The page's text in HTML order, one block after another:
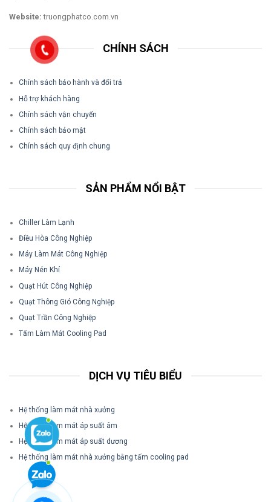
Website: truongphatco.com.vn
CHÍNH SÁCH
Chính sách bảo hành và đổi trả
Hỗ trợ khách hàng
Chính sách vận chuyển
Chính sách bảo mật
Chính sách quy định chung
SẢN PHẨM NỔI BẬT
Chiller Làm Lạnh
Điều Hòa Công Nghiệp
Máy Làm Mát Công Nghiệp
Máy Nén Khí
Quạt Hút Công Nghiệp
Quạt Thông Gió Công Nghiệp
Quạt Trần Công Nghiệp
Tấm Làm Mát Cooling Pad
DỊCH VỤ TIÊU BIỂU
Hệ thống làm mát nhà xưởng
Hệ thống làm mát áp suất âm
Hệ thống làm mát áp suất dương
Hệ thống làm mát nhà xưởng bằng tấm cooling pad